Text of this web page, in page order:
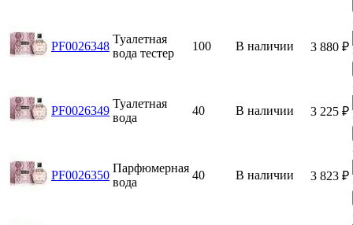
PF0026348
Туалетная
вода тестер
100 В наличии 3 880 ₽
PF0026349
Туалетная
вода
40 В наличии 3 225 ₽
PF0026350
Парфюмерная
вода
40 В наличии 3 823 ₽